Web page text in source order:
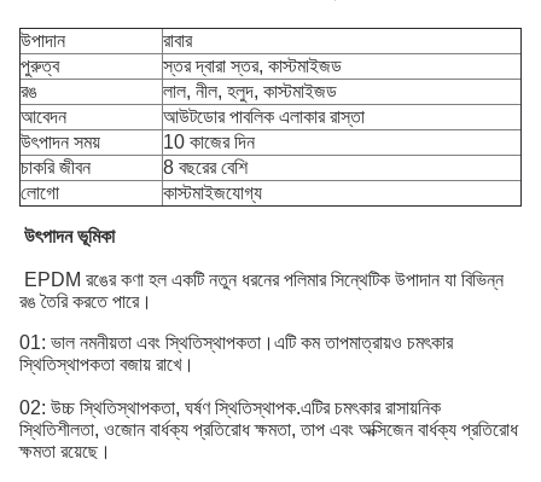
উপাদান
রাবার
পুরুত্ব
স্তর দ্বারা স্তর, কাস্টমাইজড
রঙ
লাল, নীল, হলুদ, কাস্টমাইজড
আবেদন
আউটডোর পাবলিক এলাকার রাস্তা
উৎপাদন সময়
10 কাজের দিন
চাকরি জীবন
8 বছরের বেশি
লোগো
কাস্টমাইজযোগ্য
উৎপাদন ভূমিকা
EPDM রঙের কণা হল একটি নতুন ধরনের পলিমার সিন্থেটিক উপাদান যা বিভিন্ন
রঙ তৈরি করতে পারে।
01: ভাল নমনীয়তা এবং স্থিতিস্থাপকতা।এটি কম তাপমাত্রায়ও চমৎকার
স্থিতিস্থাপকতা বজায় রাখে।
02: উচ্চ স্থিতিস্থাপকতা, ঘর্ষণ স্থিতিস্থাপক.এটির চমৎকার রাসায়নিক
স্থিতিশীলতা, ওজোন বার্ধক্য প্রতিরোধ ক্ষমতা, তাপ এবং অক্সিজেন বার্ধক্য প্রতিরোধ
ক্ষমতা রয়েছে।